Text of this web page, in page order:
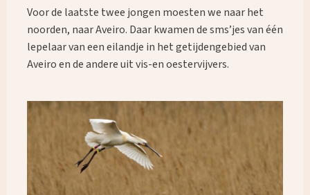
Voor de laatste twee jongen moesten we naar het
noorden, naar Aveiro. Daar kwamen de sms’jes van één
lepelaar van een eilandje in het getijdengebied van
Aveiro en de andere uit vis-en oestervijvers.